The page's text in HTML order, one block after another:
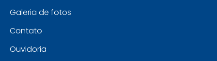
Galeria de fotos
Contato
Ouvidoria